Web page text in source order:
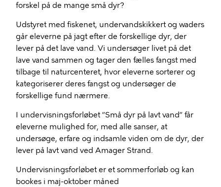
forskel på de mange små dyr?
Udstyret med fiskenet, undervandskikkert og waders
går eleverne på jagt efter de forskellige dyr, der
lever på det lave vand. Vi undersøger livet på det
lave vand sammen og tager den fælles fangst med
tilbage til naturcenteret, hvor eleverne sorterer og
kategoriserer deres fangst og undersøger de
forskellige fund nærmere.
I undervisningsforløbet ”Små dyr på lavt vand” får
eleverne mulighed for, med alle sanser, at
undersøge, erfare og indsamle viden om de dyr, der
lever på lavt vand ved Amager Strand.
Undervisningsforløbet er et sommerforløb og kan
bookes i maj-oktober måned